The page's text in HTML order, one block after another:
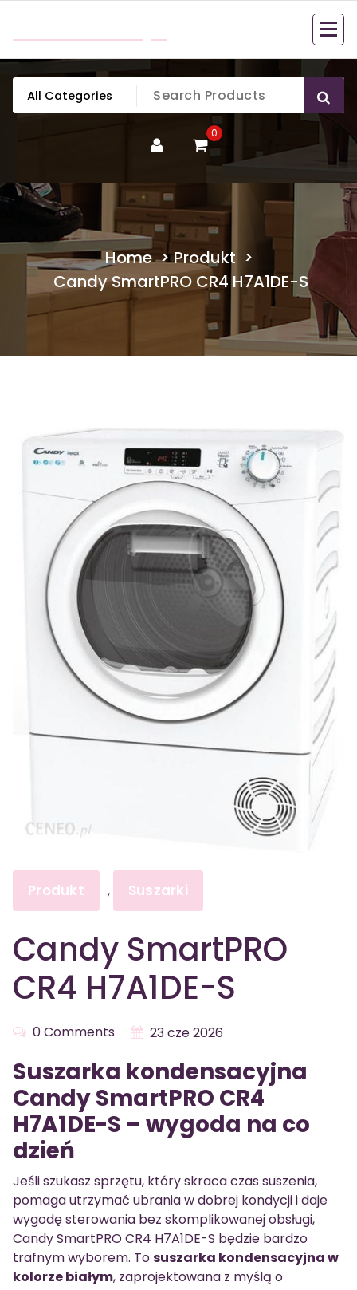
content
0
Home>Produkt >
Candy SmartPRO CR4 H7A1DE-S
Produkt , Suszarki
Candy SmartPRO
CR4 H7A1DE-S
0 Comments 23 cze 2026
Suszarka kondensacyjna
Candy SmartPRO CR4
H7A1DE-S – wygoda na co
dzień
Jeśli szukasz sprzętu, który skraca czas suszenia,
pomaga utrzymać ubrania w dobrej kondycji i daje
wygodę sterowania bez skomplikowanej obsługi,
Candy SmartPRO CR4 H7A1DE-S będzie bardzo
trafnym wyborem. Tosuszarka kondensacyjna w
kolorze białym, zaprojektowana z myślą o